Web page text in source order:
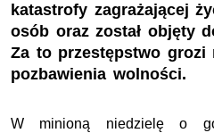
katastrofy zagrażającej
osób oraz został objęty
Za to przestępstwo
pozbawienia wolności.
W minioną niedzielę o